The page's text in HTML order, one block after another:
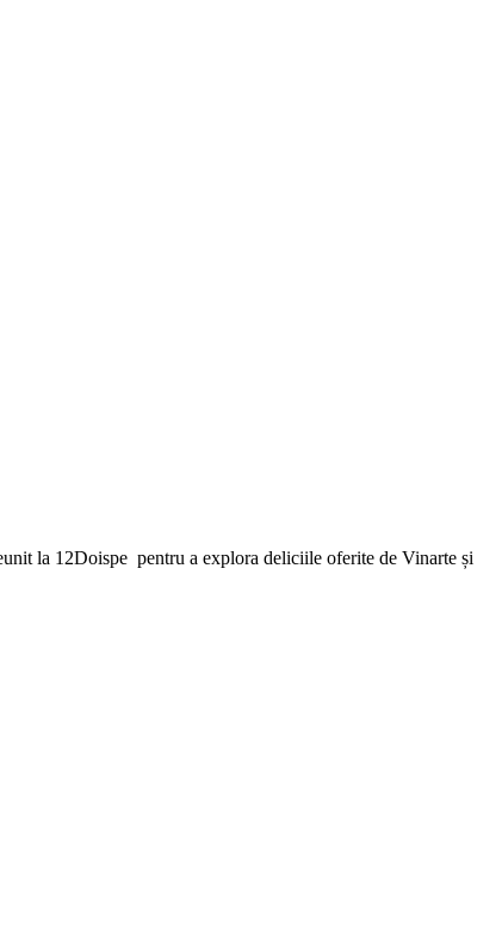
la 12Doispe pentru a explora deliciile oferite de Vinarte și